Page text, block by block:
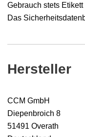
Gebrauch stets
Das
Hersteller
CCM GmbH
Diepenbroich 8
51491 Overath